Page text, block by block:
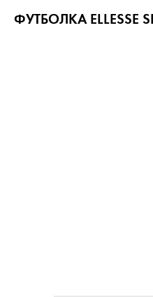
ФУТБОЛКА ELLESSE